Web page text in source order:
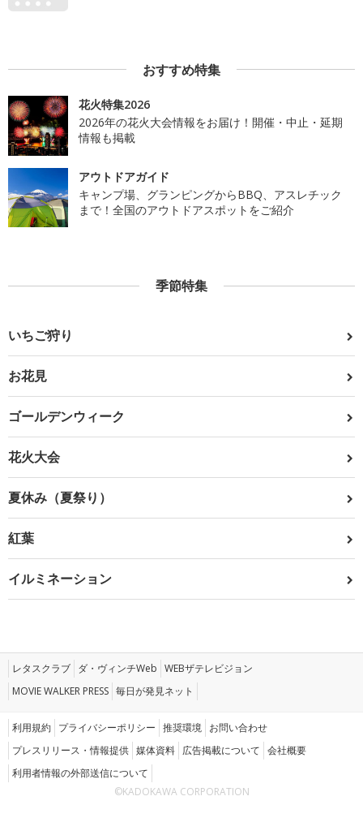
おすすめ特集
花火特集2026
2026年の花火大会情報をお届け！開催・中止・延期
情報も掲載
アウトドアガイド
キャンプ場、グランピングからBBQ、アスレチック
まで！全国のアウトドアスポットをご紹介
季節特集
いちご狩り
お花見
ゴールデンウィーク
花火大会
夏休み（夏祭り）
紅葉
イルミネーション
レタスクラブ ダ・ヴィンチWeb WEBザテレビジョン
MOVIE WALKER PRESS 毎日が発見ネット
利用規約 プライバシーポリシー 推奨環境 お問い合わせ
プレスリリース・情報提供 媒体資料 広告掲載について 会社概要
利用者情報の外部送信について
©KADOKAWA CORPORATION